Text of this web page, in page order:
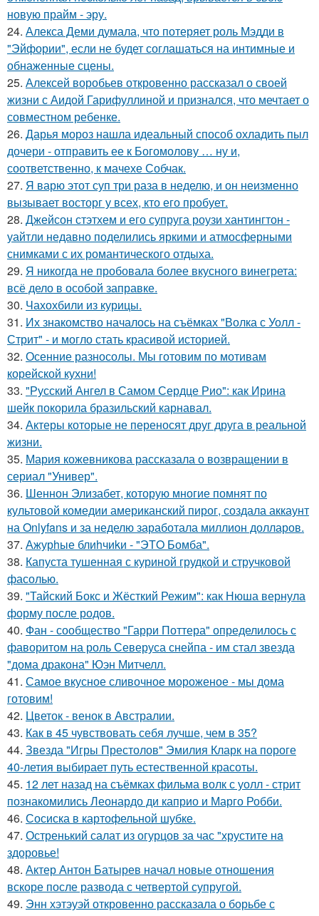
новую прайм - эру.
24. Алекса Деми думала, что потеряет роль Мэдди в
"Эйфории", если не будет соглашаться на интимные и
обнаженные сцены.
25. Алексей воробьев откровенно рассказал о своей
жизни с Аидой Гарифуллиной и признался, что мечтает о
совместном ребенке.
26. Дарья мороз нашла идеальный способ охладить пыл
дочери - отправить ее к Богомолову … ну и,
соответственно, к мачехе Собчак.
27. Я варю этот суп три раза в неделю, и он неизменно
вызывает восторг у всех, кто его пробует.
28. Джейсон стэтхем и его супруга роузи хантингтон -
уайтли недавно поделились яркими и атмосферными
снимками с их романтического отдыха.
29. Я никогда не пробовала более вкусного винегрета:
всё дело в особой заправке.
30. Чахохбили из курицы.
31. Их знакомство началось на съёмках "Волка с Уолл -
Стрит" - и могло стать красивой историей.
32. Осенние разносолы. Мы готовим по мотивам
корейской кухни!
33. "Русский Ангел в Самом Сердце Рио": как Ирина
шейк покорила бразильский карнавал.
34. Актеры которые не переносят друг друга в реальной
жизни.
35. Мария кожевникова рассказала о возвращении в
сериал "Универ".
36. Шеннон Элизабет, которую многие помнят по
культовой комедии американский пирог, создала аккаунт
на Onlyfans и за неделю заработала миллион долларов.
37. Ажурhые блиhчиkи - "ЭТO Бомба".
38. Капуста тушенная с куриной грудкой и стручковой
фасолью.
39. "Тайский Бокс и Жёсткий Режим": как Нюша вернула
форму после родов.
40. Фан - сообщество "Гарри Поттера" определилось с
фаворитом на роль Северуса снейпа - им стал звезда
"дома дракона" Юэн Митчелл.
41. Самое вкусное сливочное мороженое - мы дома
готовим!
42. Цветок - венок в Австралии.
43. Как в 45 чувствовать себя лучше, чем в 35?
44. Звезда "Игры Престолов" Эмилия Кларк на пороге
40-летия выбирает путь естественной красоты.
45. 12 лет назад на съёмках фильма волк с уолл - стрит
познакомились Леонардо ди каприо и Марго Робби.
46. Сосиска в картофельной шубке.
47. Остренький салат из огурцов за час "хрустите нa
здоровье!
48. Актер Антон Батырев начал новые отношения
вскоре после развода с четвертой супругой.
49. Энн хэтэуэй откровенно рассказала о борьбе с